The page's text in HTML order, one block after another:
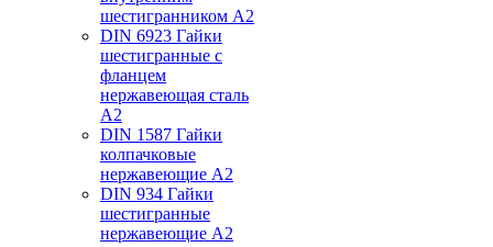
шестигранником А2
DIN 6923 Гайки
шестигранные с
фланцем
нержавеющая сталь
А2
DIN 1587 Гайки
колпачковые
нержавеющие А2
DIN 934 Гайки
шестигранные
нержавеющие А2